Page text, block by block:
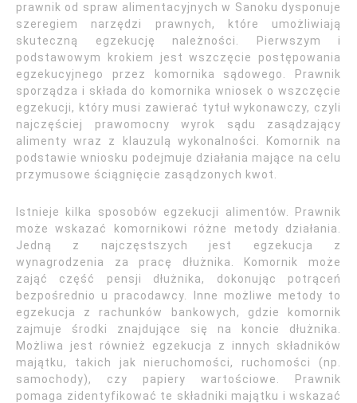
prawnik od spraw alimentacyjnych w Sanoku dysponuje
szeregiem narzędzi prawnych, które umożliwiają
skuteczną egzekucję należności. Pierwszym i
podstawowym krokiem jest wszczęcie postępowania
egzekucyjnego przez komornika sądowego. Prawnik
sporządza i składa do komornika wniosek o wszczęcie
egzekucji, który musi zawierać tytuł wykonawczy, czyli
najczęściej prawomocny wyrok sądu zasądzający
alimenty wraz z klauzulą wykonalności. Komornik na
podstawie wniosku podejmuje działania mające na celu
przymusowe ściągnięcie zasądzonych kwot.
Istnieje kilka sposobów egzekucji alimentów. Prawnik
może wskazać komornikowi różne metody działania.
Jedną z najczęstszych jest egzekucja z
wynagrodzenia za pracę dłużnika. Komornik może
zająć część pensji dłużnika, dokonując potrąceń
bezpośrednio u pracodawcy. Inne możliwe metody to
egzekucja z rachunków bankowych, gdzie komornik
zajmuje środki znajdujące się na koncie dłużnika.
Możliwa jest również egzekucja z innych składników
majątku, takich jak nieruchomości, ruchomości (np.
samochody), czy papiery wartościowe. Prawnik
pomaga zidentyfikować te składniki majątku i wskazać